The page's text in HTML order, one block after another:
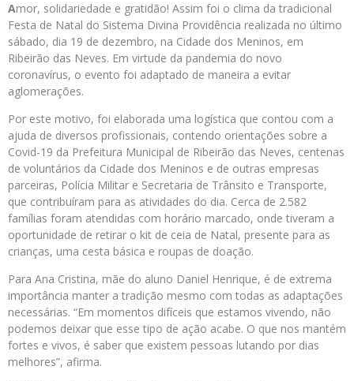
Amor, solidariedade e gratidão! Assim foi o clima da tradicional
Festa de Natal do Sistema Divina Providência realizada no último
sábado, dia 19 de dezembro, na Cidade dos Meninos, em
Ribeirão das Neves. Em virtude da pandemia do novo
coronavírus, o evento foi adaptado de maneira a evitar
aglomerações.
Por este motivo, foi elaborada uma logística que contou com a
ajuda de diversos profissionais, contendo orientações sobre a
Covid-19 da Prefeitura Municipal de Ribeirão das Neves, centenas
de voluntários da Cidade dos Meninos e de outras empresas
parceiras, Polícia Militar e Secretaria de Trânsito e Transporte,
que contribuíram para as atividades do dia. Cerca de 2.582
famílias foram atendidas com horário marcado, onde tiveram a
oportunidade de retirar o kit de ceia de Natal, presente para as
crianças, uma cesta básica e roupas de doação.
Para Ana Cristina, mãe do aluno Daniel Henrique, é de extrema
importância manter a tradição mesmo com todas as adaptações
necessárias. “Em momentos difíceis que estamos vivendo, não
podemos deixar que esse tipo de ação acabe. O que nos mantém
fortes e vivos, é saber que existem pessoas lutando por dias
melhores”, afirma.